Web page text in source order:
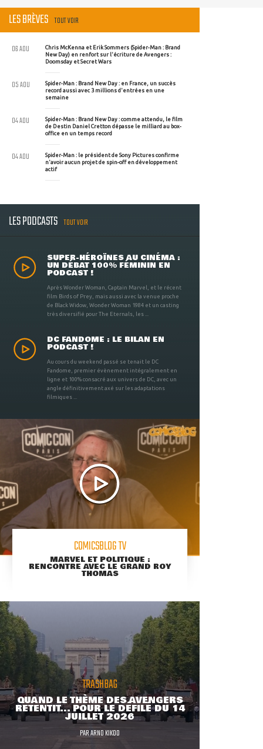
LES BRÈVES TOUT VOIR
Chris McKenna et Erik Sommers (Spider-Man : Brand
New Day) en renfort sur l'écriture de Avengers :
Doomsday et Secret Wars
06 AOU
Spider-Man : Brand New Day : en France, un succès
record aussi avec 3 millions d'entrées en une
semaine
05 AOU
Spider-Man : Brand New Day : comme attendu, le film
de Destin Daniel Cretton dépasse le milliard au box-
office en un temps record
04 AOU
Spider-Man : le président de Sony Pictures confirme
n'avoir aucun projet de spin-off en développement
actif
04 AOU
LES PODCASTS TOUT VOIR
SUPER-HÉROÏNES AU CINÉMA :
UN DÉBAT 100% FÉMININ EN
PODCAST !
Après Wonder Woman, Captain Marvel, et le récent
film Birds of Prey, mais aussi avec la venue proche
de Black Widow, Wonder Woman 1984 et un casting
très diversifié pour The Eternals, les ...
DC FANDOME : LE BILAN EN
PODCAST !
Au cours du weekend passé se tenait le DC
Fandome, premier évènement intégralement en
ligne et 100% consacré aux univers de DC, avec un
angle définitivement axé sur les adaptations
filmiques ...
COMICSBLOG TV
MARVEL ET POLITIQUE :
RENCONTRE AVEC LE GRAND ROY
THOMAS
TRASHBAG
QUAND LE THÈME DES AVENGERS
RETENTIT... POUR LE DÉFILÉ DU 14
JUILLET 2026
PARARNO KIKOO